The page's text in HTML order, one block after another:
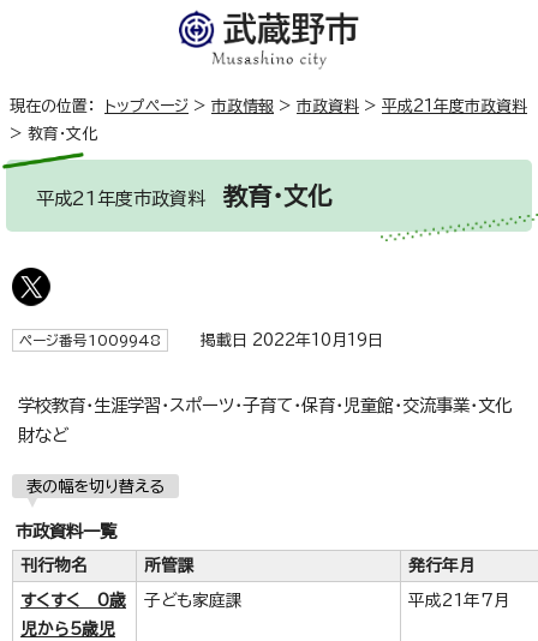
現在の位置： トップページ > 市政情報 > 市政資料 > 平成21年度市政資料
> 教育・文化
平成21年度市政資料 教育・文化
ページ番号1009948 掲載日 2022年10月19日
学校教育・生涯学習・スポーツ・子育て・保育・児童館・交流事業・文化
財など
表の幅を切り替える
市政資料一覧
刊行物名 所管課 発行年月
すくすく 0歳
児から5歳児
子ども家庭課 平成21年7月